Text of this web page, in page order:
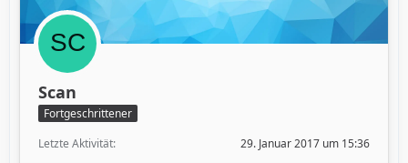
Scan
Fortgeschrittener
Letzte Aktivität
29. Januar 2017 um 15:36